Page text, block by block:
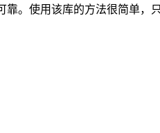
。使用该库的方法很简单，